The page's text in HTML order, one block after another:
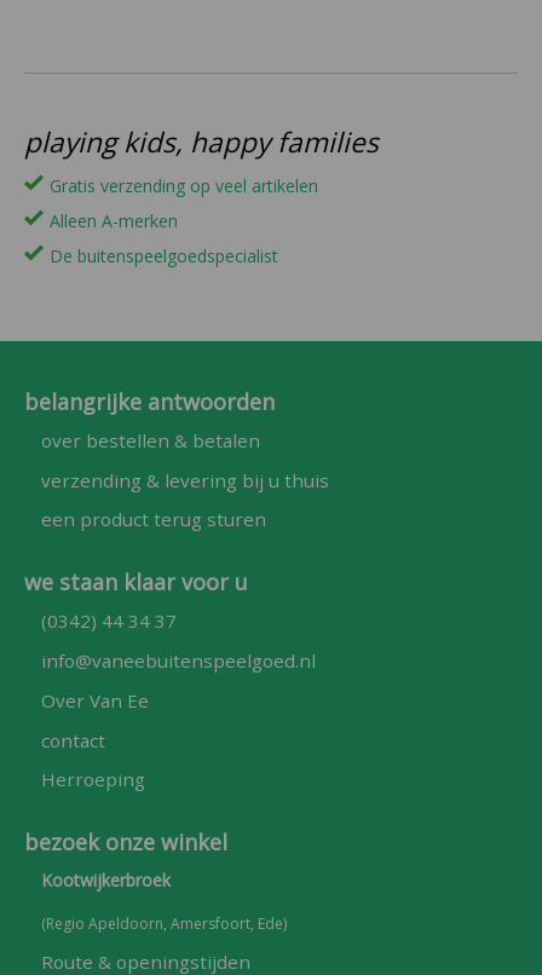
playing kids, happy families
Gratis verzending op veel artikelen
Alleen A-merken
De buitenspeelgoedspecialist
belangrijke antwoorden
over bestellen & betalen
verzending & levering bij u thuis
een product terug sturen
we staan klaar voor u
(0342) 44 34 37
info@vaneebuitenspeelgoed.nl
Over Van Ee
contact
Herroeping
bezoek onze winkel
Kootwijkerbroek
(Regio Apeldoorn, Amersfoort, Ede)
Route & openingstijden